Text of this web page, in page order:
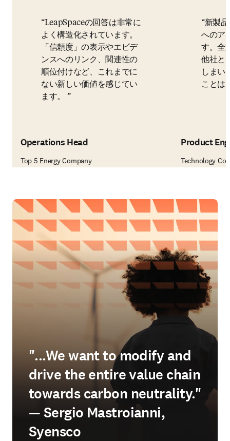
LeapSpaceの回答は非常に
よく構造化されています。
「信頼度」の表示やエビデ
ンスへのリンク、関連性の
順位付けなど、これまでに
ない新しい価値を感じてい
ます。
Operations Head
Top 5 Energy Company
新製
へのア
す。全
他社と
しまい
ことは
Product
Technology
"...We want to modify and
drive the entire value chain
towards carbon neutrality."
— Sergio Mastroianni,
Syensco